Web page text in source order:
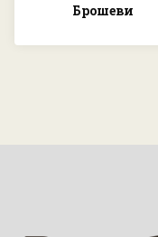
Брошеви